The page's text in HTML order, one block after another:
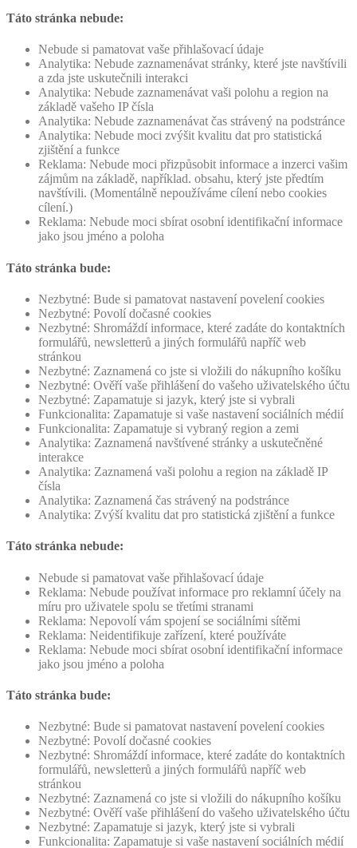
Táto stránka nebude:
Nebude si pamatovat vaše přihlašovací údaje
Analytika: Nebude zaznamenávat stránky, které jste navštívili
a zda jste uskutečnili interakci
Analytika: Nebude zaznamenávat vaši polohu a region na
základě vašeho IP čísla
Analytika: Nebude zaznamenávat čas strávený na podstránce
Analytika: Nebude moci zvýšit kvalitu dat pro statistická
zjištění a funkce
Reklama: Nebude moci přizpůsobit informace a inzerci vašim
zájmům na základě, například. obsahu, který jste předtím
navštívili. (Momentálně nepoužíváme cílení nebo cookies
cílení.)
Reklama: Nebude moci sbírat osobní identifikační informace
jako jsou jméno a poloha
Táto stránka bude:
Nezbytné: Bude si pamatovat nastavení povelení cookies
Nezbytné: Povolí dočasné cookies
Nezbytné: Shromáždí informace, které zadáte do kontaktních
formulářů, newsletterů a jiných formulářů napříč web
stránkou
Nezbytné: Zaznamená co jste si vložili do nákupního košíku
Nezbytné: Ověří vaše přihlášení do vašeho uživatelského účtu
Nezbytné: Zapamatuje si jazyk, který jste si vybrali
Funkcionalita: Zapamatuje si vaše nastavení sociálních médií
Funkcionalita: Zapamatuje si vybraný region a zemi
Analytika: Zaznamená navštívené stránky a uskutečněné
interakce
Analytika: Zaznamená vaši polohu a region na základě IP
čísla
Analytika: Zaznamená čas strávený na podstránce
Analytika: Zvýší kvalitu dat pro statistická zjištění a funkce
Táto stránka nebude:
Nebude si pamatovat vaše přihlašovací údaje
Reklama: Nebude používat informace pro reklamní účely na
míru pro uživatele spolu se třetími stranami
Reklama: Nepovolí vám spojení se sociálními sítěmi
Reklama: Neidentifikuje zařízení, které používáte
Reklama: Nebude moci sbírat osobní identifikační informace
jako jsou jméno a poloha
Táto stránka bude:
Nezbytné: Bude si pamatovat nastavení povelení cookies
Nezbytné: Povolí dočasné cookies
Nezbytné: Shromáždí informace, které zadáte do kontaktních
formulářů, newsletterů a jiných formulářů napříč web
stránkou
Nezbytné: Zaznamená co jste si vložili do nákupního košíku
Nezbytné: Ověří vaše přihlášení do vašeho uživatelského účtu
Nezbytné: Zapamatuje si jazyk, který jste si vybrali
Funkcionalita: Zapamatuje si vaše nastavení sociálních médií